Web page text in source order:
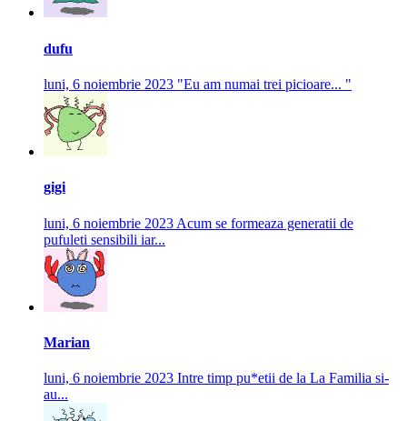
dufu
luni, 6 noiembrie 2023 "Eu am numai trei picioare... "
gigi
luni, 6 noiembrie 2023 Acum se formeaza generatii de
pufuleti sensibili iar...
Marian
luni, 6 noiembrie 2023 Intre timp pu*etii de la La Familia si-
au...